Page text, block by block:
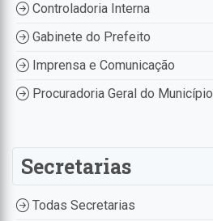
Controladoria Interna
Gabinete do Prefeito
Imprensa e Comunicação
Procuradoria Geral do Município
Secretarias
Todas Secretarias